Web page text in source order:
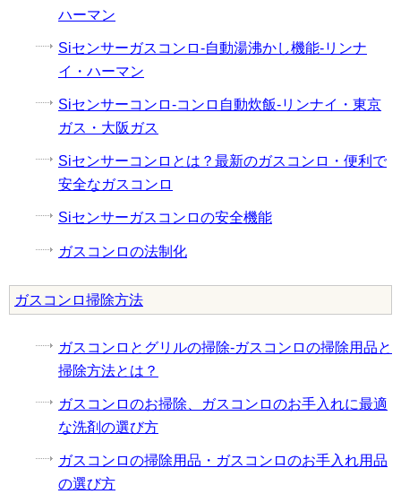
ハーマン
Siセンサーガスコンロ-自動湯沸かし機能-リンナ
イ・ハーマン
Siセンサーコンロ-コンロ自動炊飯-リンナイ・東京
ガス・大阪ガス
Siセンサーコンロとは？最新のガスコンロ・便利で
安全なガスコンロ
Siセンサーガスコンロの安全機能
ガスコンロの法制化
ガスコンロ掃除方法
ガスコンロとグリルの掃除-ガスコンロの掃除用品と
掃除方法とは？
ガスコンロのお掃除、ガスコンロのお手入れに最適
な洗剤の選び方
ガスコンロの掃除用品・ガスコンロのお手入れ用品
の選び方